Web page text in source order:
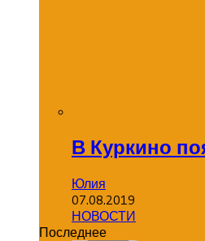
В Куркино
Юлия
07.08.2019
НОВОСТИ
Последнее